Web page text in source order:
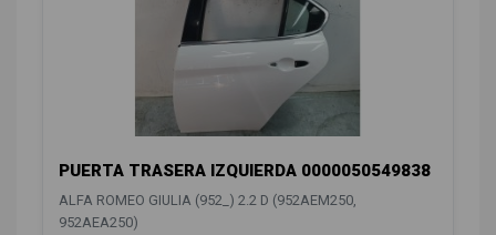
PUERTA TRASERA IZQUIERDA 0000050549838
ALFA ROMEO GIULIA (952_) 2.2 D (952AEM250,
952AEA250)